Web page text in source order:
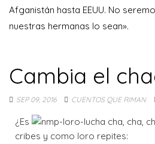
Afganistán hasta EEUU. No
nuestras hermanas lo sean».
Cambia el
SEP 09, 2016 CUENTOS QUE RIMAN
¿Es
cribes y como loro repites: